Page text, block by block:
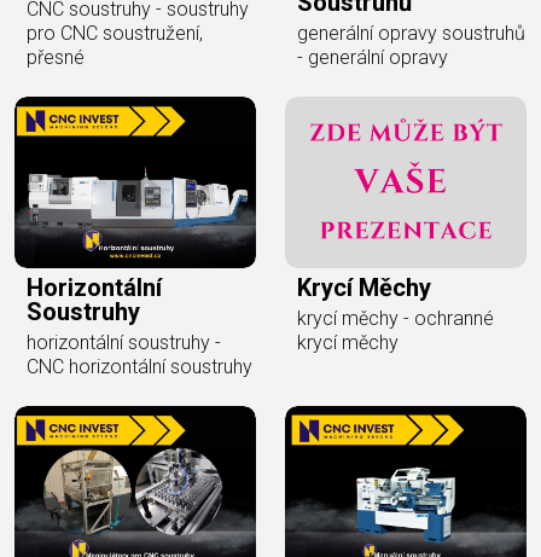
CNC soustruhy - soustruhy
pro CNC soustružení,
přesné
generální opravy soustruhů
- generální opravy
Horizontální
Soustruhy
horizontální soustruhy -
CNC horizontální soustruhy
Krycí Měchy
krycí měchy - ochranné
krycí měchy